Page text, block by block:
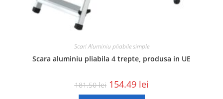
Scari Aluminiu pliabile simple
Scara aluminiu pliabila 4 trepte, produsa in UE
181.50lei 154.49 lei